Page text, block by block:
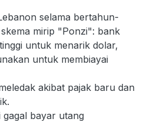
selama bertahun-
mirip "Ponzi": bank
untuk menarik dolar,
untuk membiayai
akibat pajak baru dan
bayar utang